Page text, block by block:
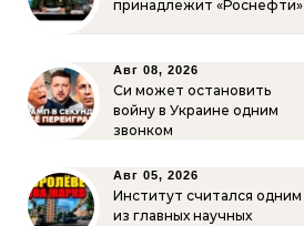
принадлежит «Роснефти»
Авг 08, 2026
Си может остановить
войну в Украине одним
звонком
Авг 05, 2026
Институт считался одним
из главных научных